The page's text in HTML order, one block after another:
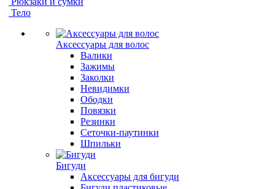
Тело
Аксессуары для волос
Валики
Зажимы
Заколки
Невидимки
Ободки
Повязки
Резинки
Сеточки-паутинки
Шпильки
Бигуди
Аксессуары для бигуди